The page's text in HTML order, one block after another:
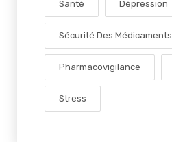
Santé Dépression
Sécurité Des Médicaments
Pharmacovigilance
Stress